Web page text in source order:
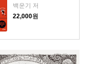
백운기 저
22,000원